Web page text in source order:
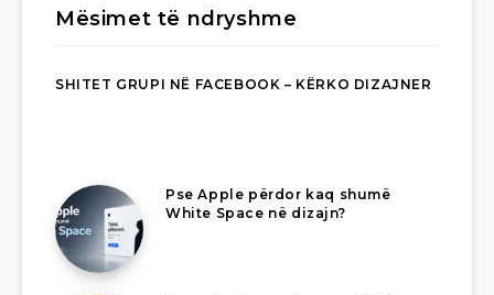
Mësimet të ndryshme
SHITET GRUPI NË FACEBOOK – KËRKO DIZAJNER
Pse Apple përdor kaq shumë
White Space në dizajn?